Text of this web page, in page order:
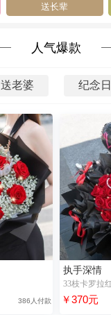
送长辈
人气爆款
送老婆 纪念日
386人付款
执手深情
33枝卡罗拉
￥370元